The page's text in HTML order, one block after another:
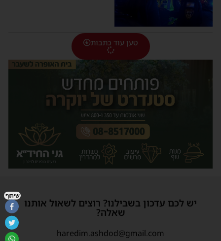
טען עוד כתבות
יש לכם עדכון בשבילנו? רוצים לשאול אותנו
שאלה?
haredim.ashdod@gmail.com
שיתוף